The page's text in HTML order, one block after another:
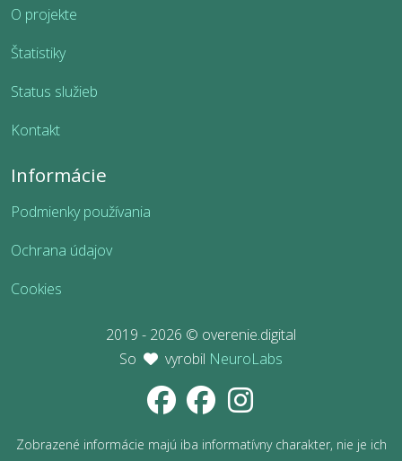
O projekte
Štatistiky
Status služieb
Kontakt
Informácie
Podmienky používania
Ochrana údajov
Cookies
2019 - 2026 © overenie.digital
So
vyrobil NeuroLabs
Zobrazené informácie majú iba informatívny charakter, nie je ich